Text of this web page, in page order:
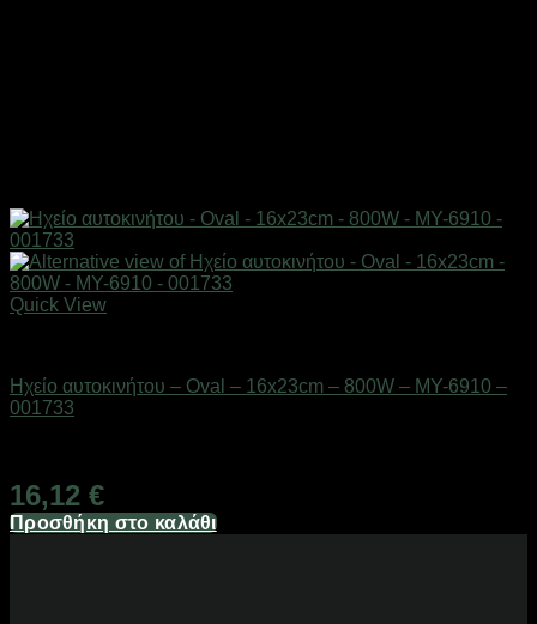
Quick View
Ηχείο αυτοκινήτου – Oval – 16x23cm – 800W – MY-6910 –
001733
16,12 €
Προσθήκη στο καλάθι